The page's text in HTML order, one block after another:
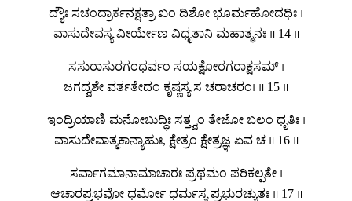
ದ್ಯೌಃ ಸಚಂದ್ರಾರ್ಕನಕ್ಷತ್ರಾ ಖಂ ದಿಶೋ ಭೂರ್ಮಹೋದಧಿಃ ।
ವಾಸುದೇವಸ್ಯ ವೀರ್ಯೇಣ ವಿಧೃತಾನಿ ಮಹಾತ್ಮನಃ ॥ 14 ॥
ಸಸುರಾಸುರಗಂಧರ್ವಂ ಸಯಕ್ಷೋರಗರಾಕ್ಷಸಮ್ ।
ಜಗದ್ವಶೇ ವರ್ತತೇದಂ ಕೃಷ್ಣಸ್ಯ ಸ ಚರಾಚರಂ। ॥ 15 ॥
ಇಂದ್ರಿಯಾಣಿ ಮನೋಬುದ್ಧಿಃ ಸತ್ತ್ವಂ ತೇಜೋ ಬಲಂ ಧೃತಿಃ ।
ವಾಸುದೇವಾತ್ಮಕಾನ್ಯಾಹುಃ, ಕ್ಷೇತ್ರಂ ಕ್ಷೇತ್ರಜ್ಞ ಏವ ಚ ॥ 16 ॥
ಸರ್ವಾಗಮಾನಾಮಾಚಾರಃ ಪ್ರಥಮಂ ಪರಿಕಲ್ಪತೇ ।
ಆಚಾರಪ್ರಭವೋ ಧರ್ಮೋ ಧರ್ಮಸ್ಯ ಪ್ರಭುರಚ್ಯುತಃ ॥ 17 ॥